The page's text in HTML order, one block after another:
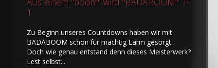
1
Zu Beginn unseres Countdowns haben wir mit
BADABOOM schon für mächtig Lärm gesorgt.
Doch wie genau entstand denn dieses Meisterwerk?
Lest selbst...